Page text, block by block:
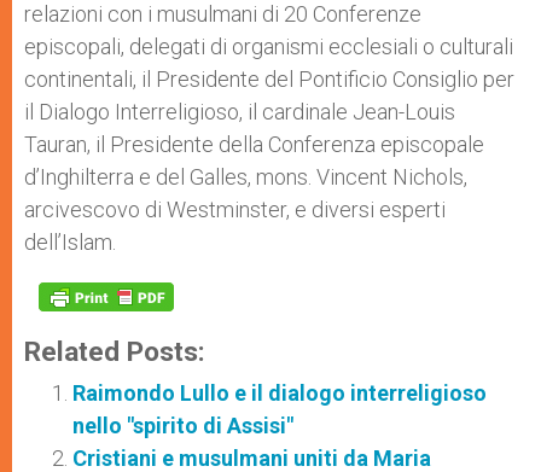
relazioni con i musulmani di 20 Conferenze
episcopali, delegati di organismi ecclesiali o culturali
continentali, il Presidente del Pontificio Consiglio per
il Dialogo Interreligioso, il cardinale Jean-Louis
Tauran, il Presidente della Conferenza episcopale
d’Inghilterra e del Galles, mons. Vincent Nichols,
arcivescovo di Westminster, e diversi esperti
dell’Islam.
Related Posts:
Raimondo Lullo e il dialogo interreligioso
nello "spirito di Assisi"
Cristiani e musulmani uniti da Maria